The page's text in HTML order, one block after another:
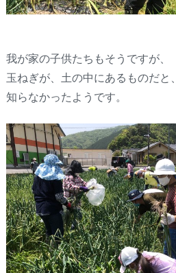
我が家の子供たちもそうですが、
玉ねぎが、土の中にあるものだと、
知らなかったようです。